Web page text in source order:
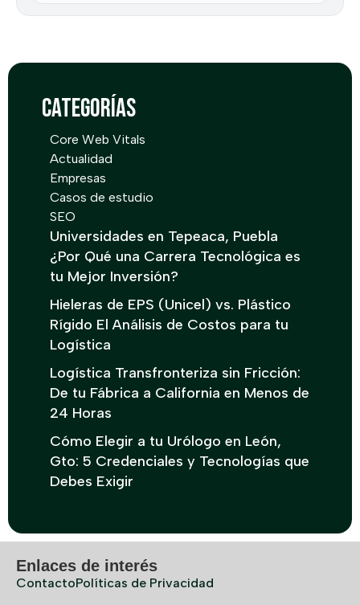
Categorías
Core Web Vitals
Actualidad
Empresas
Casos de estudio
SEO
Universidades en Tepeaca, Puebla
¿Por Qué una Carrera Tecnológica es
tu Mejor Inversión?
Hieleras de EPS (Unicel) vs. Plástico
Rígido El Análisis de Costos para tu
Logística
Logística Transfronteriza sin Fricción:
De tu Fábrica a California en Menos de
24 Horas
Cómo Elegir a tu Urólogo en León,
Gto: 5 Credenciales y Tecnologías que
Debes Exigir
Enlaces de interés
ContactoPolíticas de Privacidad